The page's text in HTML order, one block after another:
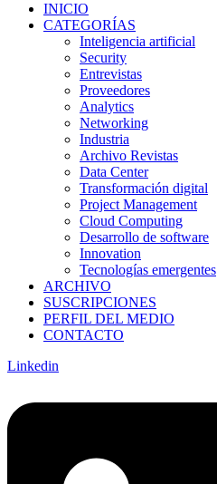
INICIO
CATEGORÍAS
Inteligencia artificial
Security
Entrevistas
Proveedores
Analytics
Networking
Industria
Archivo Revistas
Data Center
Transformación digital
Project Management
Cloud Computing
Desarrollo de software
Innovation
Tecnologías emergentes
ARCHIVO
SUSCRIPCIONES
PERFIL DEL MEDIO
CONTACTO
Linkedin